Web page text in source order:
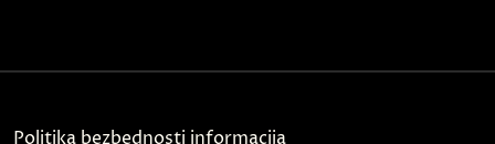
Politika bezbednosti informacija